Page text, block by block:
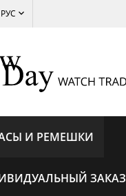
РУС
И РЕМЕШКИ
ЗАКАЗ